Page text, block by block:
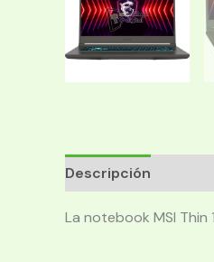
Descripción
La notebook MSI